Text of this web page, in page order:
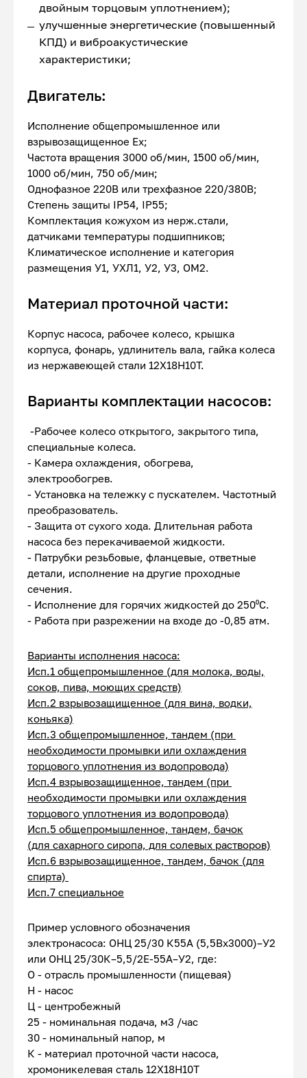
двойным торцовым уплотнением);
улучшенные энергетические (повышенный
КПД) и виброакустические
характеристики;
Двигатель:
Исполнение общепромышленное или
взрывозащищенное Ex;
Частота вращения 3000 об/мин, 1500 об/мин,
1000 об/мин, 750 об/мин;
Однофазное 220В или трехфазное 220/380В;
Степень защиты IP54, IP55;
Комплектация кожухом из нерж.стали,
датчиками температуры подшипников;
Климатическое исполнение и категория
размещения У1, УХЛ1, У2, У3, ОМ2.
Материал проточной части:
Корпус насоса, рабочее колесо, крышка
корпуса, фонарь, удлинитель вала, гайка колеса
из нержавеющей стали 12Х18Н10Т.
Варианты комплектации насосов:
-Рабочее колесо открытого, закрытого типа,
специальные колеса.
- Камера охлаждения, обогрева,
электрообогрев.
- Установка на тележку с пускателем. Частотный
преобразователь.
- Защита от сухого хода. Длительная работа
насоса без перекачиваемой жидкости.
- Патрубки резьбовые, фланцевые, ответные
детали, исполнение на другие проходные
сечения.
- Исполнение для горячих жидкостей до 250⁰С.
- Работа при разрежении на входе до -0,85 атм.
Варианты исполнения насоса:
Исп.1 общепромышленное (для молока, воды,
соков, пива, моющих средств)
Исп.2 взрывозащищенное (для вина, водки,
коньяка)
Исп.3 общепромышленное, тандем (при
необходимости промывки или охлаждения
торцового уплотнения из водопровода)
Исп.4 взрывозащищенное, тандем (при
необходимости промывки или охлаждения
торцового уплотнения из водопровода)
Исп.5 общепромышленное, тандем, бачок
(для сахарного сиропа, для солевых растворов)
Исп.6 взрывозащищенное, тандем, бачок (для
спирта)
Исп.7 специальное
Пример условного обозначения
электронасоса: ОНЦ 25/30 К55А (5,5Вх3000)–У2
или ОНЦ 25/30К–5,5/2Е-55А–У2, где:
О - отрасль промышленности (пищевая)
Н - насос
Ц - центробежный
25 - номинальная подача, м3 /час
30 - номинальный напор, м
К - материал проточной части насоса,
хромоникелевая сталь 12Х18Н10Т